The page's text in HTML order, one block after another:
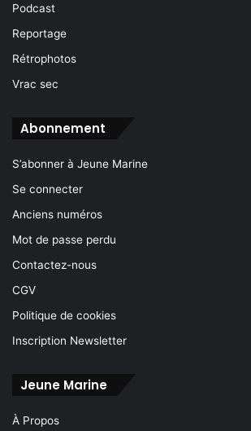
Podcast
Reportage
Rétrophotos
Vrac sec
Abonnement
S’abonner à Jeune Marine
Se connecter
Anciens numéros
Mot de passe perdu
Contactez-nous
CGV
Politique de cookies
Inscription Newsletter
Jeune Marine
À Propos